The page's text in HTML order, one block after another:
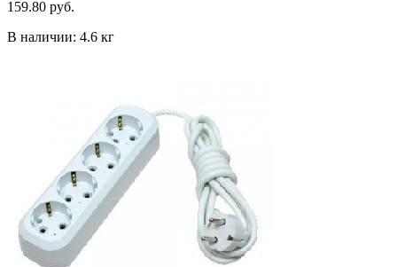
159.80 руб.
В наличии: 4.6 кг